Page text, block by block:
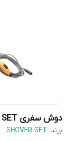
دوش سفری SHOWER SET مدل AUTOMOBILE
برند: SHOVER SET